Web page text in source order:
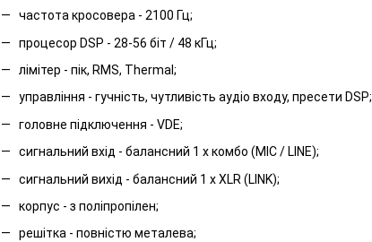
частота кросовера - 2100 Гц;
процесор DSP - 28-56 біт / 48 кГц;
лімітер - пік, RMS, Thermal;
управління - гучність, чутливість аудіо входу, пресети DSP;
головне підключення - VDE;
сигнальний вхід - балансний 1 x комбо (MIC / LINE);
сигнальний вихід - балансний 1 x XLR (LINK);
корпус - з поліпропілен;
решітка - повністю металева;